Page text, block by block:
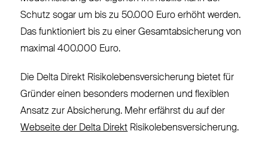
Schutz sogar um bis zu 50.000 Euro erhöht werden.
Das funktioniert bis zu einer Gesamtabsicherung von
maximal 400.000 Euro.
Die Delta Direkt Risikolebensversicherung bietet für
Gründer einen besonders modernen und flexiblen
Ansatz zur Absicherung. Mehr erfährst du auf der
Webseite der Delta Direkt Risikolebensversicherung.